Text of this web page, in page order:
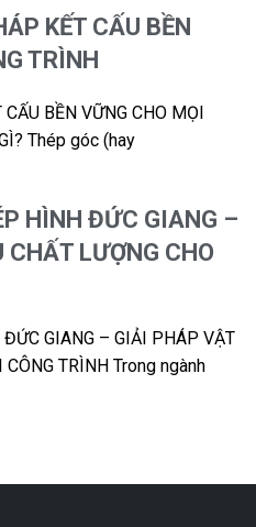
KẾT CẤU BỀN
TRÌNH
BỀN VỮNG CHO MỌI
Thép góc (hay
HÌNH ĐỨC GIANG –
LƯỢNG CHO
GIANG – GIẢI PHÁP VẬT
TRÌNH Trong ngành